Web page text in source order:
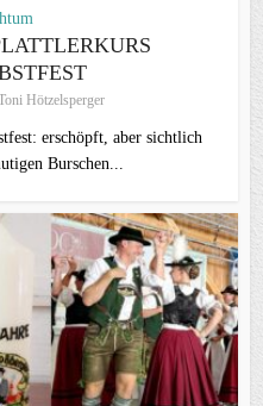
Hötzelsperger
erschöpft, aber sichtlich
Burschen...